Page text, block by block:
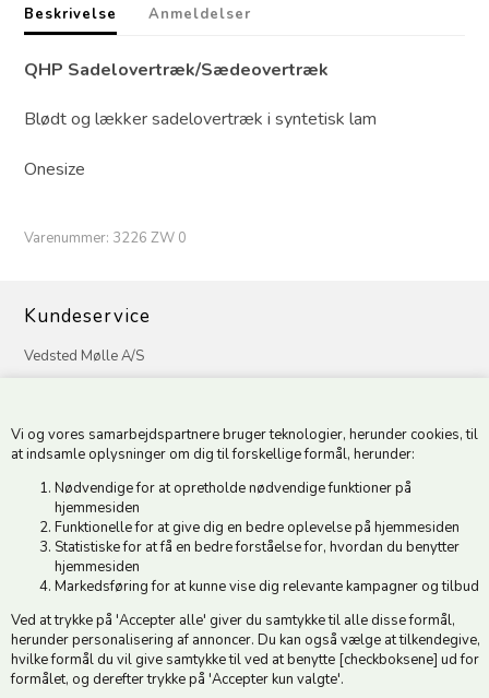
Vi og vores samarbejdspartnere bruger teknologier, herunder cookies, til
at indsamle oplysninger om dig til forskellige formål, herunder:
Nødvendige for at opretholde nødvendige funktioner på
hjemmesiden
Funktionelle for at give dig en bedre oplevelse på hjemmesiden
Statistiske for at få en bedre forståelse for, hvordan du benytter
hjemmesiden
Markedsføring for at kunne vise dig relevante kampagner og tilbud
Ved at trykke på 'Accepter alle' giver du samtykke til alle disse formål,
herunder personalisering af annoncer. Du kan også vælge at tilkendegive,
hvilke formål du vil give samtykke til ved at benytte [checkboksene] ud for
formålet, og derefter trykke på 'Accepter kun valgte'.
Beskrivelse Anmeldelser
QHP Sadelovertræk/Sædeovertræk
Blødt og lækker sadelovertræk i syntetisk lam
Onesize
Varenummer: 3226 ZW 0
Kundeservice
Vedsted Mølle A/S
CVR 49879415 Mailvedstedmoelle@post.tele.dk
Åbningstider: Man-Fre 9.00-17.00 | Middagslukket 12.00-12.30 |
Lørdag 9.00-12.00
Hold dig opdateret
Tilmeld dig vores nyhedsbrev og modtag gode tilbud :)